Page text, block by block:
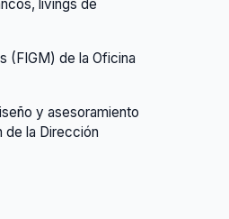
livings de
(FIGM) de la Oficina
y asesoramiento
de la Dirección